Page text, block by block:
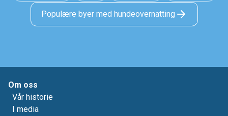
Populære byer med hundeovernatting
Om oss
Vår historie
I media